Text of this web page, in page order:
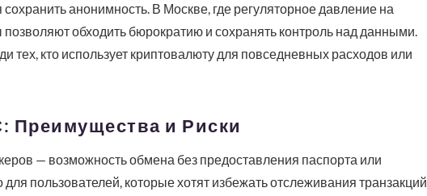
анонимность. В Москве, где регуляторное давление на
обходить бюрократию и сохранять контроль над данными.
кто использует криптовалюту для повседневных расходов или
Преимущества и Риски
— возможность обмена без предоставления паспорта или
пользователей, которые хотят избежать отслеживания транзакций